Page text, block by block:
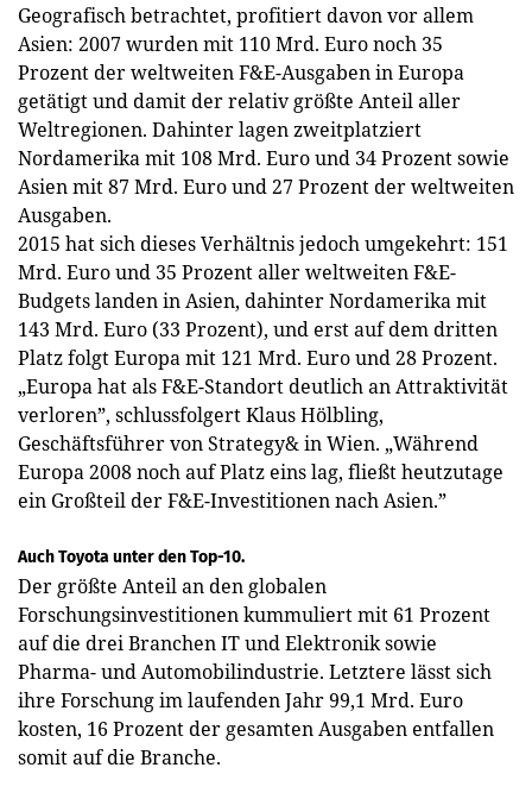
Geografisch betrachtet, profitiert davon vor allem
Asien: 2007 wurden mit 110 Mrd. Euro noch 35
Prozent der weltweiten F&E-Ausgaben in Europa
getätigt und damit der relativ größte Anteil aller
Weltregionen. Dahinter lagen zweitplatziert
Nordamerika mit 108 Mrd. Euro und 34 Prozent ­sowie
Asien mit 87 Mrd. Euro und 27 Prozent der weltweiten
Aus­gaben.
2015 hat sich dieses Verhältnis jedoch umgekehrt: 151
Mrd. Euro und 35 Prozent aller weltweiten F&E-
Budgets landen in Asien, dahinter Nordamerika mit
143 Mrd. Euro (33 Prozent), und erst auf dem dritten
Platz folgt Europa mit 121 Mrd. Euro und 28 Prozent.
„Europa hat als F&E-Standort deutlich an Attraktivität
verloren”, schlussfolgert Klaus Hölbling,
Geschäftsführer von Strategy& in Wien. „Während
Europa 2008 noch auf Platz eins lag, fließt heutzutage
ein Großteil der F&E-Investitionen nach Asien.”
Auch Toyota unter den Top-10.
Der größte Anteil an den globalen
Forschungsinvestitionen kummuliert mit 61 Prozent
auf die drei Branchen IT und Elektronik sowie
Pharma- und Automobilindustrie. Letztere lässt sich
ihre Forschung im laufenden Jahr 99,1 Mrd. Euro
kosten, 16 Prozent der gesamten Ausgaben entfallen
somit auf die Branche.